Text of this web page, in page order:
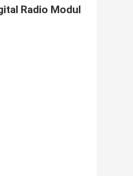
Radio Modul